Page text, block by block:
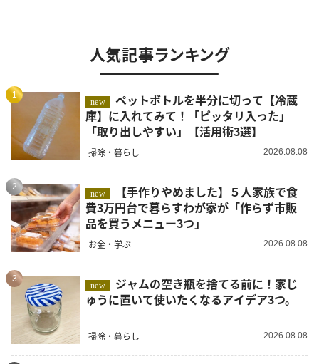
人気記事ランキング
1
new
ペットボトルを半分に切って【冷蔵
庫】に入れてみて！「ピッタリ入った」
「取り出しやすい」【活用術3選】
掃除・暮らし 2026.08.08
2
new
費3万円台で暮らすわが家が「作らず市販
品を買うメニュー3つ」
お金・学ぶ 2026.08.08
3
new
ゅうに置いて使いたくなるアイデア3つ。
掃除・暮らし 2026.08.08